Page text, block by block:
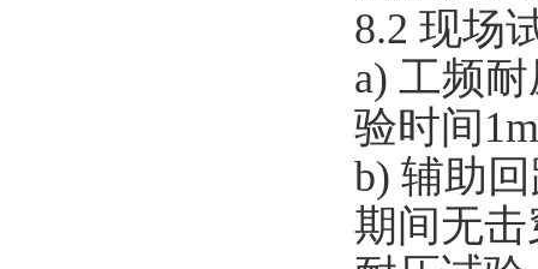
8.2 现场
a) 工频
验时间
b) 辅助
期间无